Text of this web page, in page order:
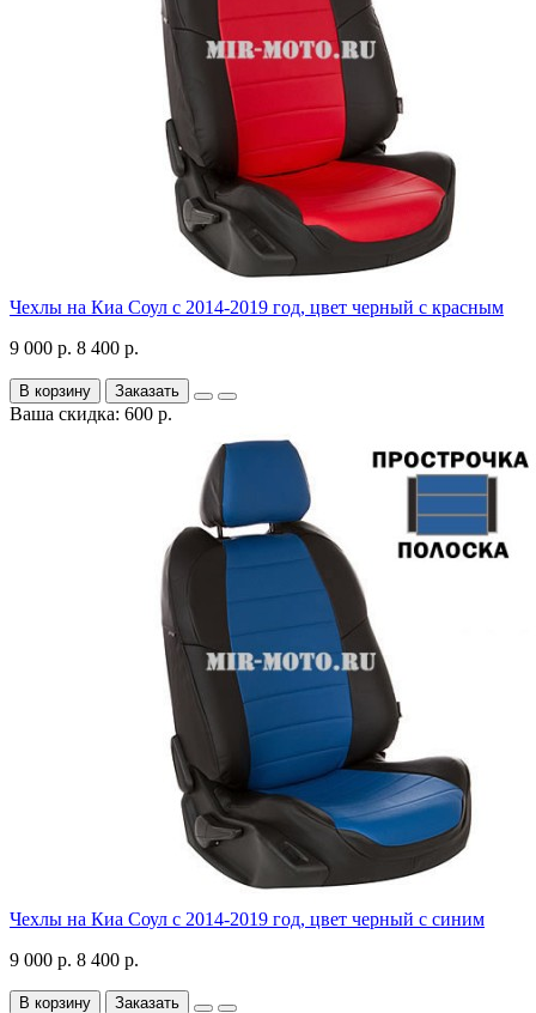
Чехлы на Киа Соул с 2014-2019 год, цвет черный с красным
9 000 р. 8 400 р.
В корзину Заказать
Ваша скидка: 600 р.
Чехлы на Киа Соул с 2014-2019 год, цвет черный с синим
9 000 р. 8 400 р.
В корзину Заказать